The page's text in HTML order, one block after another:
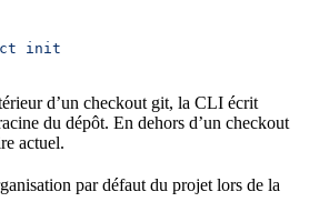
init
d’un checkout git, la CLI écrit
du dépôt. En dehors d’un checkout
actuel.
par défaut du projet lors de la